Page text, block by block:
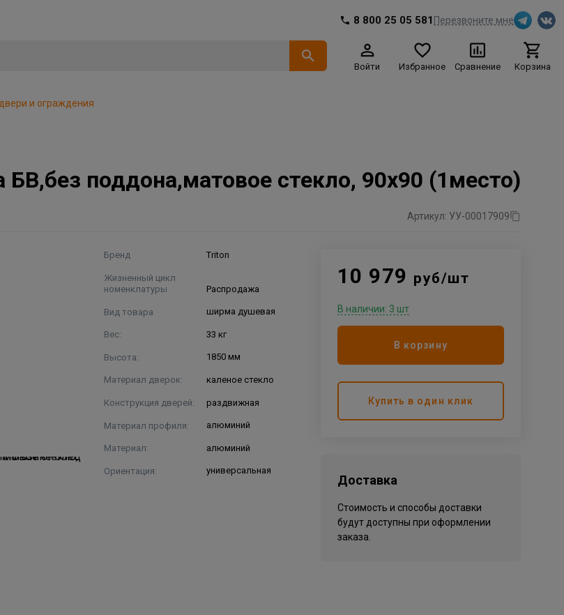
8 800 25 05 581 Перезвоните мне
Войти Избранное Сравнение Корзина
и ограждения
поддона,матовое стекло, 90х90 (1место)
Артикул: УУ-00017909
Бренд Triton
Жизненный цикл
номенклатуры
Распродажа
Вид товара ширма душевая
Вес: 33 кг
Высота: 1850 мм
Материал дверок: каленое стекло
Конструкция дверей: раздвижная
Материал профиля: алюминий
Материал: алюминий
Ориентация: универсальная
10 979 руб/шт
В наличии: 3 шт
В корзину
Купить в один клик
Доставка
Стоимость и способы доставки
будут доступны при оформлении
заказа.